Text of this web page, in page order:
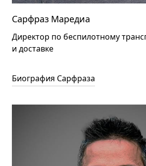
Сарфраз Маредиа
Директор по беспилотному
и доставке
Биография Сарфраза